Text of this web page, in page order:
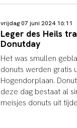
vrijdag 07 juni 2024 16:11
Leger des Heils
Donutday
Het was smullen
donuts werden gratis
Hogendorplaan.
deze dag bestaat al
meisjes donuts uit